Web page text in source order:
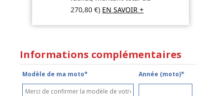
270,80€) EN SAVOIR +
Informations complémentaires
Modèle de ma moto* Année (moto)*